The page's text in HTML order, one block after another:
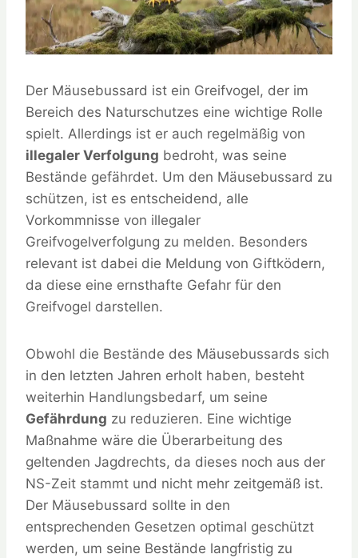
Der Mäusebussard ist ein Greifvogel, der im
Bereich des Naturschutzes eine wichtige Rolle
spielt. Allerdings ist er auch regelmäßig von
illegaler Verfolgung bedroht, was seine
Bestände gefährdet. Um den Mäusebussard zu
schützen, ist es entscheidend, alle
Vorkommnisse von illegaler
Greifvogelverfolgung zu melden. Besonders
relevant ist dabei die Meldung von Giftködern,
da diese eine ernsthafte Gefahr für den
Greifvogel darstellen.
Obwohl die Bestände des Mäusebussards sich
in den letzten Jahren erholt haben, besteht
weiterhin Handlungsbedarf, um seine
Gefährdung zu reduzieren. Eine wichtige
Maßnahme wäre die Überarbeitung des
geltenden Jagdrechts, da dieses noch aus der
NS-Zeit stammt und nicht mehr zeitgemäß ist.
Der Mäusebussard sollte in den
entsprechenden Gesetzen optimal geschützt
werden, um seine Bestände langfristig zu